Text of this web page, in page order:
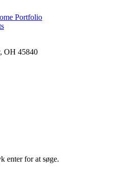
Portfolio
OH 45840
enter for at søge.